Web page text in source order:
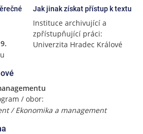
Jak jinak získat přístup k textu
Instituce archivující a
zpřístupňující práci:
Univerzita Hradec Králové
/ obor:
/ Ekonomika a management